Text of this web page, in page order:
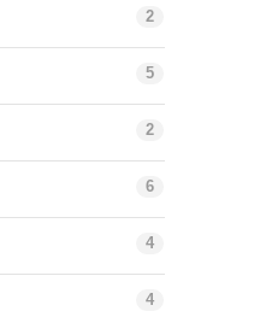
2
5
2
6
4
4